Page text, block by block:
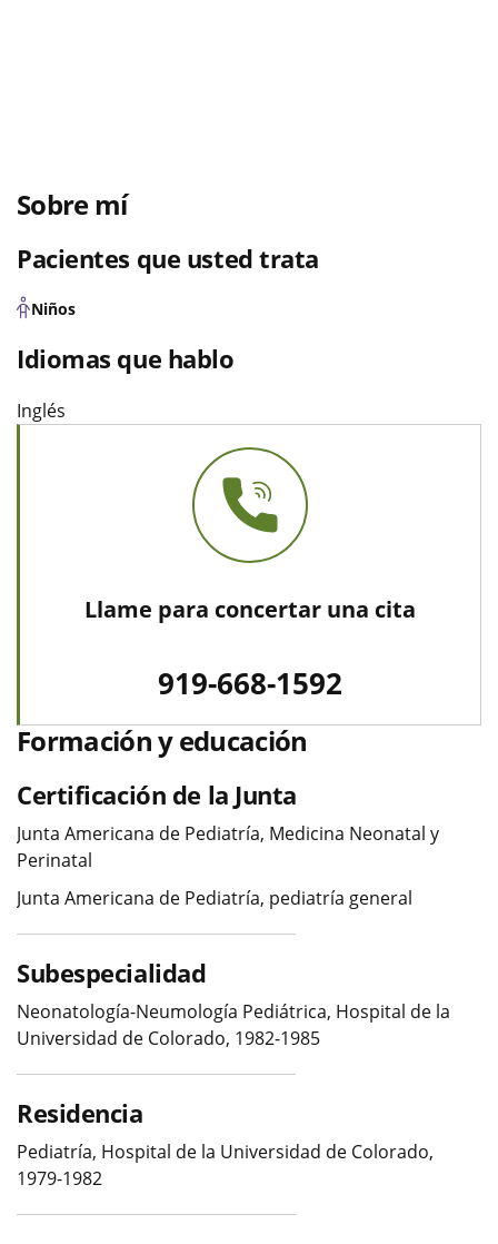
Sobre mí
Pacientes que usted trata
Niños
Idiomas que hablo
Inglés
Llame para concertar una cita
919-668-1592
Formación y educación
Certificación de la Junta
Junta Americana de Pediatría, Medicina Neonatal y
Perinatal
Junta Americana de Pediatría, pediatría general
Subespecialidad
Neonatología-Neumología Pediátrica, Hospital de la
Universidad de Colorado, 1982-1985
Residencia
Pediatría, Hospital de la Universidad de Colorado,
1979-1982